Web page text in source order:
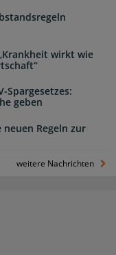
wirkt wie
Spargesetzes:
geben
neuen Regeln zur
weitere Nachrichten